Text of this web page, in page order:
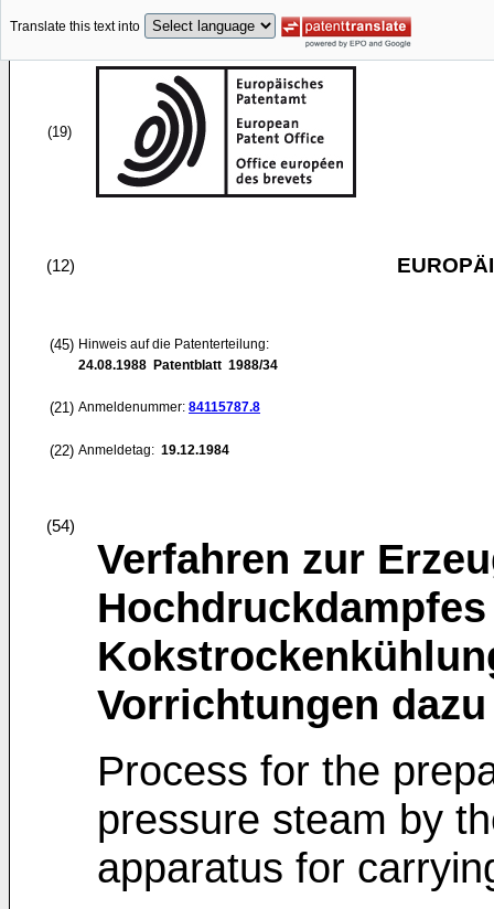
Translate this text into
(19)
(12)
(45) Hinweis auf die Patenterteilung:
24.08.1988 Patentblatt 1988/34
(21) Anmeldenummer: 84115787.8
(22) Anmeldetag: 19.12.1984
(54)
Verfahren zur
Vorrichtungen dazu
Process for the
pressure steam by
apparatus for